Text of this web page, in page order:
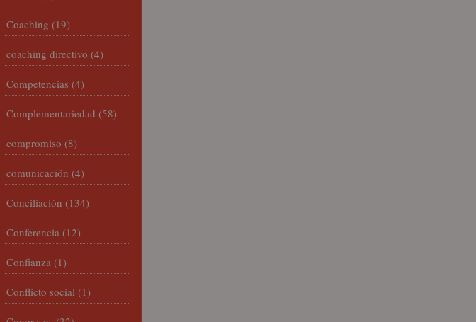
Coaching (19)
coaching directivo (4)
Competencias (4)
Complementariedad (58)
compromiso (8)
comunicación (4)
Conciliación (134)
Conferencia (12)
Confianza (1)
Conflicto social (1)